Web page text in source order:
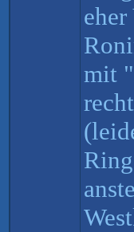
mit